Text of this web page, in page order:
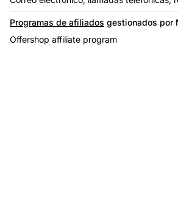
Programas de afiliados gestionados por
Offershop affiliate program